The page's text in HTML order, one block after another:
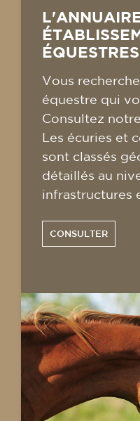
ÉQUESTRES
Vous
équestre qui
Consultez
Les écuries et
sont classés
détaillés au
infrastructures
CONSULTER